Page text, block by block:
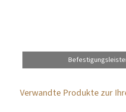
Verwandte Produkte zur